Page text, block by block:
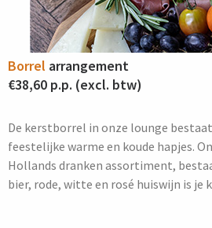
Borrel arrangement
€38,60 p.p. (excl. btw)
De kerstborrel in onze lounge
feestelijke warme en koude hapjes.
Hollands dranken assortiment,
bier, rode, witte en rosé huiswijn is